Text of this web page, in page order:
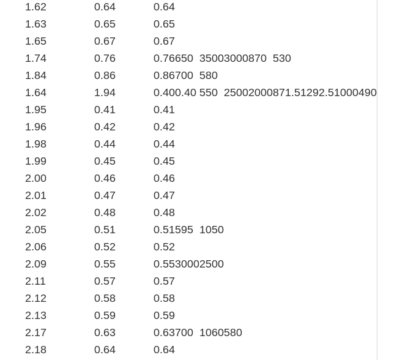
1.62 0.64
0.64
1.63 0.65
0.65
1.65 0.67
0.67
1.74 0.76 0.76650 35003000870 530
1.84 0.86 0.86700 580
1.64 1.94 0.400.40 550 25002000871.51292.51000490
1.95 0.41
0.41
1.96 0.42
0.42
1.98 0.44
0.44
1.99 0.45
0.45
2.00 0.46
0.46
2.01 0.47
0.47
2.02 0.48
0.48
2.05 0.51 0.51595 1050
2.06 0.52
0.52
2.09 0.55 0.5530002500
2.11 0.57
0.57
2.12 0.58
0.58
2.13 0.59
0.59
2.17 0.63 0.63700 1060580
2.18 0.64
0.64